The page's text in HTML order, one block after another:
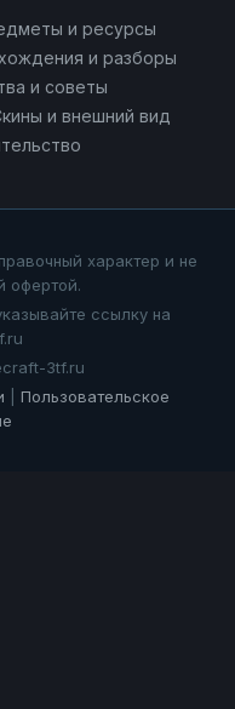
и ресурсы
и разборы
и советы
и внешний вид
характер и не
офертой.
ссылку на
3tf.ru
Пользовательское